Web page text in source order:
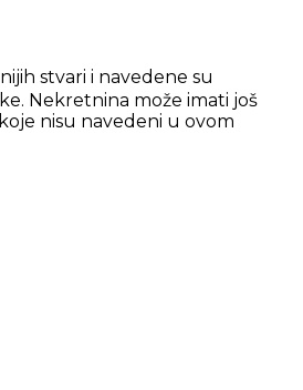
stvari i navedene su
Nekretnina može imati još
nisu navedeni u ovom